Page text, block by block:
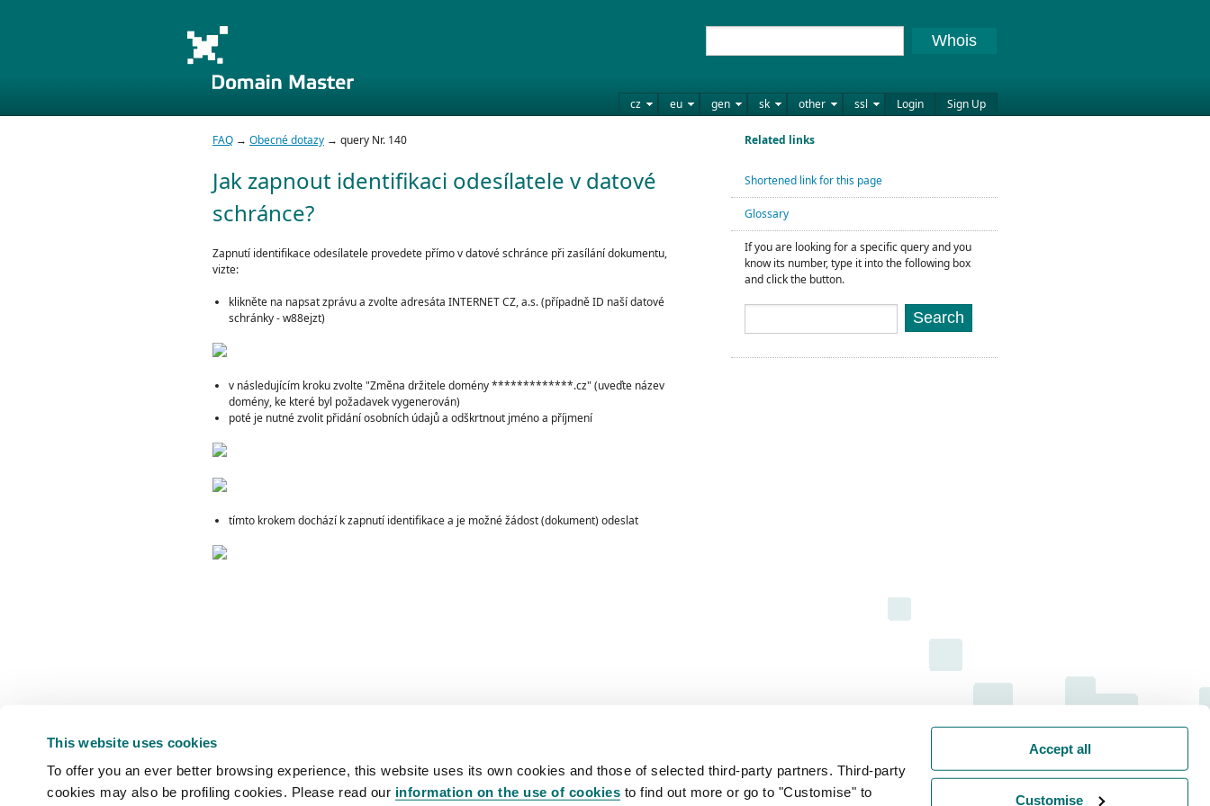
This website uses cookies
To offer you an ever better browsing experience, this website uses its own cookies and those of selected third-party partners. Third-party
cookies may also be profiling cookies. Please read our information on the use of cookies to find out more or go to "Customise" to
Accept all
Customise
cz eu gen sk other ssl Login Sign Up
Whois
Related links
Shortened link for this page
Glossary
If you are looking for a specific query and you
know its number, type it into the following box
and click the button.
Search
FAQ → Obecné dotazy → query Nr. 140
Jak zapnout identifikaci odesílatele v datové
schránce?
Zapnutí identifikace odesílatele provedete přímo v datové schránce při zasílání dokumentu,
vizte:
klikněte na napsat zprávu a zvolte adresáta INTERNET CZ, a.s. (případně ID naší datové
schránky - w88ejzt)
v následujícím kroku zvolte "Změna držitele domény *************.cz" (uveďte název
domény, ke které byl požadavek vygenerován)
poté je nutné zvolit přidání osobních údajů a odškrtnout jméno a příjmení
tímto krokem dochází k zapnutí identifikace a je možné žádost (dokument) odeslat